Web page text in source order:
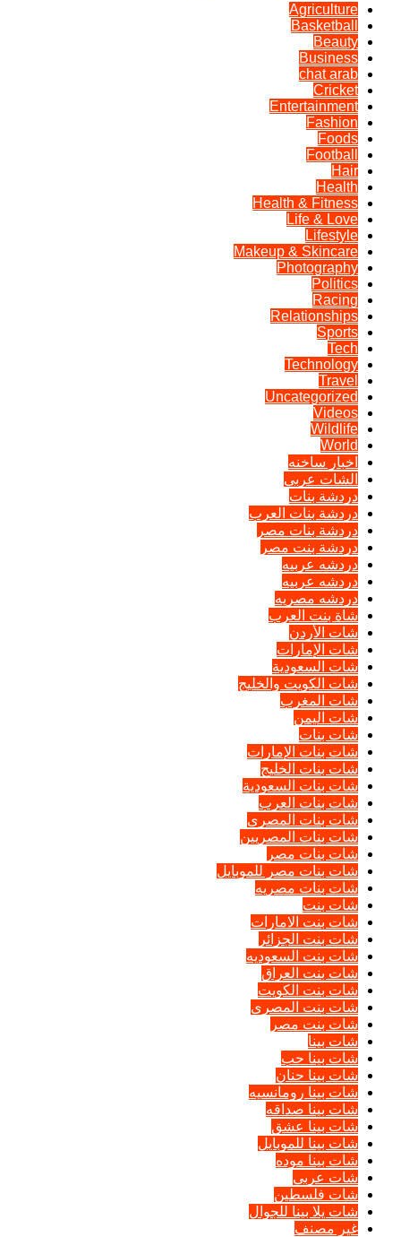
Agriculture
Basketball
Beauty
Business
chat arab
Cricket
Entertainment
Fashion
Foods
Football
Hair
Health
Health & Fitness
Life & Love
Lifestyle
Makeup & Skincare
Photography
Politics
Racing
Relationships
Sports
Tech
Technology
Travel
Uncategorized
Videos
Wildlife
World
اخبار ساخنه
الشات عربي
دردشة بنات
دردشة بنات العرب
دردشة بنات مصر
دردشة بنت مصر
دردشه عربيه
دردشه عربيه
دردشه مصريه
شاة بنت العرب
شات الأردن
شات الإمارات
شات السعودية
شات الكويت والخليج
شات المغرب
شات اليمن
شات بنات
شات بنات الإمارات
شات بنات الخليج
شات بنات السعودية
شات بنات العرب
شات بنات المصرى
شات بنات المصريين
شات بنات مصر
شات بنات مصر للموبايل
شات بنات مصريه
شات بنت
شات بنت الامارات
شات بنت الجزائر
شات بنت السعوديه
شات بنت العراق
شات بنت الكويت
شات بنت المصرى
شات بنت مصر
شات بينا
شات بينا حب
شات بينا حنان
شات بينا رومانسيه
شات بينا صداقه
شات بينا عشق
شات بينا للموبايل
شات بينا موده
شات عربي
شات فلسطين
شات يلا بينا للجوال
غير مصنف